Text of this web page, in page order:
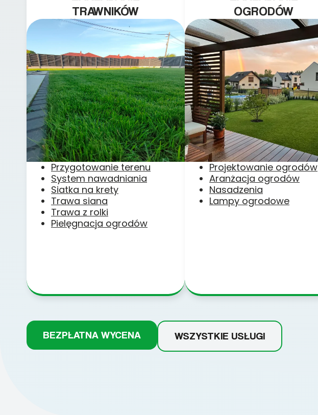
TRAWNIKÓW
Przygotowanie terenu
System nawadniania
Siatka na krety
Trawa siana
Trawa z rolki
Pielęgnacja ogrodów
OGRODÓW
Projektowanie ogrodów
Aranżacja ogrodów
Nasadzenia
Lampy ogrodowe
BEZPŁATNA WYCENA WSZYSTKIE USŁUGI